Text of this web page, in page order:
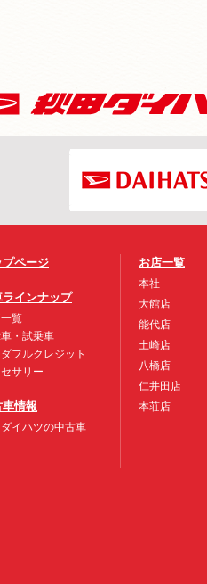
プページ
ラインナップ
覧
・試乗車
フルクレジット
サリー
情報
イハツの中古車
お店一覧
本社
大館店
能代店
土崎店
八橋店
仁井田店
本荘店